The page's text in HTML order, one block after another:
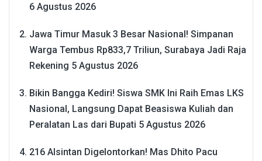
6 Agustus 2026
Jawa Timur Masuk 3 Besar Nasional! Simpanan
Warga Tembus Rp833,7 Triliun, Surabaya Jadi Raja
Rekening 5 Agustus 2026
Bikin Bangga Kediri! Siswa SMK Ini Raih Emas LKS
Nasional, Langsung Dapat Beasiswa Kuliah dan
Peralatan Las dari Bupati 5 Agustus 2026
216 Alsintan Digelontorkan! Mas Dhito Pacu